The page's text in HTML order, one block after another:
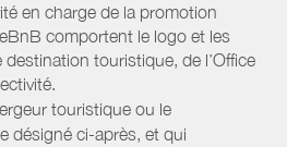
en charge de la promotion
comportent le logo et les
touristique, de l’Office
touristique ou le
désigné ci-après, et qui